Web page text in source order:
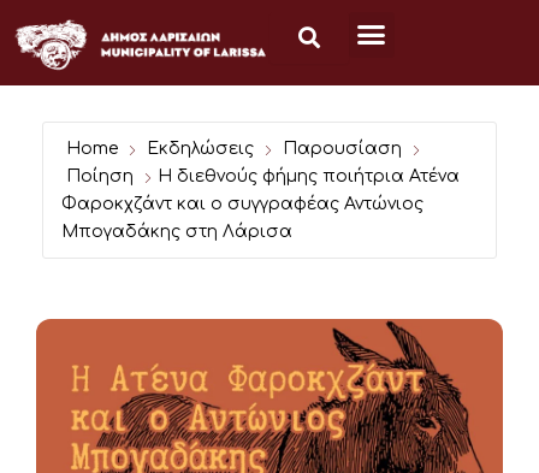
στο
περιεχόμενο
Home Εκδηλώσεις
Παρουσίαση
Ποίηση
Η διεθνούς φήμης ποιήτρια Ατένα
Φαροκχζάντ και ο συγγραφέας Αντώνιος
Μπογαδάκης στη Λάρισα